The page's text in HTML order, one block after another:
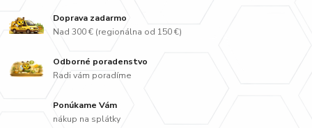
Doprava zadarmo
Nad 300 € (regionálna od 150 €)
Odborné poradenstvo
Radi vám poradíme
Ponúkame Vám
nákup na splátky